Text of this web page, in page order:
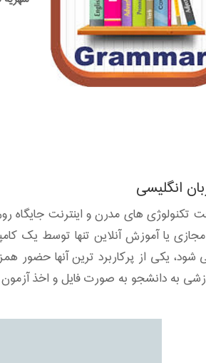
انگلیسی
تکنولوژی های مدرن و اینترنت
یا آموزش آنلاین تنها توسط یک
شود، یکی از پرکاربرد ترین آنها
به دانشجو به صورت فایل و اخذ